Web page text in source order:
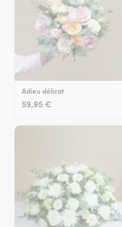
Adieu délicat
59,95 €